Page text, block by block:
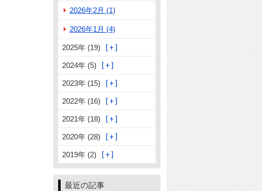
2026年2月 (1)
2026年1月 (4)
2025年 (19)
2024年 (5)
2023年 (15)
2022年 (16)
2021年 (18)
2020年 (28)
2019年 (2)
最近の記事